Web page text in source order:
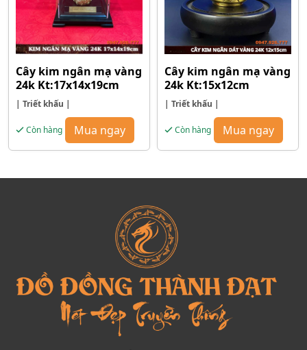
Cây kim ngân mạ vàng
24k Kt:17x14x19cm
| Triết khấu |
Còn hàng Mua ngay
Cây kim ngân mạ vàng
24k Kt:15x12cm
| Triết khấu |
Còn hàng Mua ngay